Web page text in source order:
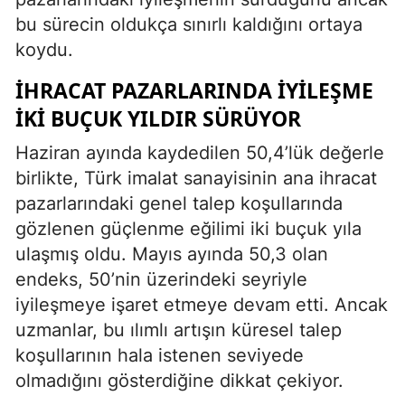
bu sürecin oldukça sınırlı kaldığını ortaya
koydu.
İHRACAT PAZARLARINDA İYILEŞME
İKI BUÇUK YILDIR SÜRÜYOR
Haziran ayında kaydedilen 50,4’lük değerle
birlikte, Türk imalat sanayisinin ana ihracat
pazarlarındaki genel talep koşullarında
gözlenen güçlenme eğilimi iki buçuk yıla
ulaşmış oldu. Mayıs ayında 50,3 olan
endeks, 50’nin üzerindeki seyriyle
iyileşmeye işaret etmeye devam etti. Ancak
uzmanlar, bu ılımlı artışın küresel talep
koşullarının hala istenen seviyede
olmadığını gösterdiğine dikkat çekiyor.